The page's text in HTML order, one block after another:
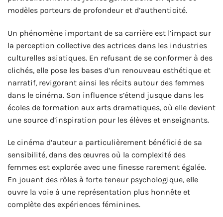
modèles porteurs de profondeur et d’authenticité.
Un phénomène important de sa carrière est l’impact sur
la perception collective des actrices dans les industries
culturelles asiatiques. En refusant de se conformer à des
clichés, elle pose les bases d’un renouveau esthétique et
narratif, revigorant ainsi les récits autour des femmes
dans le cinéma. Son influence s’étend jusque dans les
écoles de formation aux arts dramatiques, où elle devient
une source d’inspiration pour les élèves et enseignants.
Le cinéma d’auteur a particulièrement bénéficié de sa
sensibilité, dans des œuvres où la complexité des
femmes est explorée avec une finesse rarement égalée.
En jouant des rôles à forte teneur psychologique, elle
ouvre la voie à une représentation plus honnête et
complète des expériences féminines.